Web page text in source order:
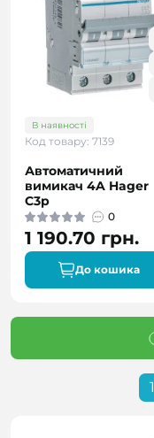
В наявності
Код товару: 7139
Автоматичний
вимикач 4A Hager
C3p
0
1 190.70 грн.
До кошика
1